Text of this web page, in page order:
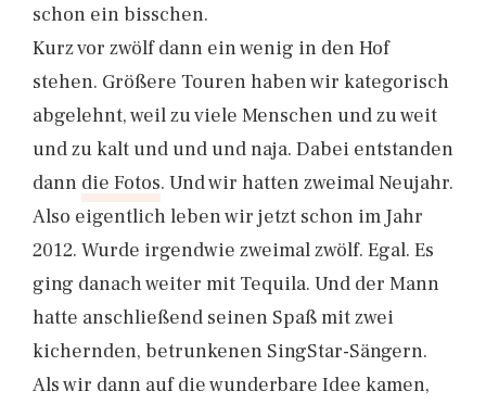
schon ein bisschen.
Kurz vor zwölf dann ein wenig in den Hof
stehen. Größere Touren haben wir kategorisch
abgelehnt, weil zu viele Menschen und zu weit
und zu kalt und und und naja. Dabei entstanden
dann die Fotos. Und wir hatten zweimal Neujahr.
Also eigentlich leben wir jetzt schon im Jahr
2012. Wurde irgendwie zweimal zwölf. Egal. Es
ging danach weiter mit Tequila. Und der Mann
hatte anschließend seinen Spaß mit zwei
kichernden, betrunkenen SingStar-Sängern.
Als wir dann auf die wunderbare Idee kamen,